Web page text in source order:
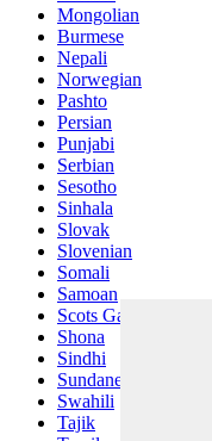
Mongolian
Burmese
Nepali
Norwegian
Pashto
Persian
Punjabi
Serbian
Sesotho
Sinhala
Slovak
Slovenian
Somali
Samoan
Scots Gaelic
Shona
Sindhi
Sundanese
Swahili
Tajik